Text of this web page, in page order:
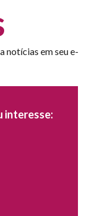
notícias em seu e-
interesse: